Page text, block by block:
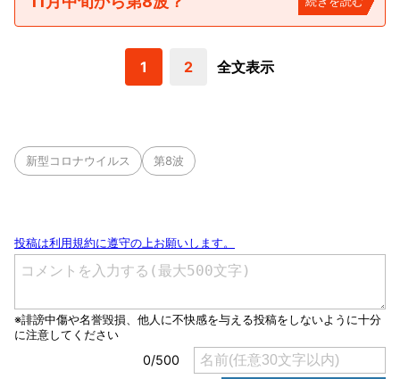
1 2 全文表示
新型コロナウイルス 第8波